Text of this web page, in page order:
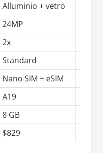
Alluminio + vetro
24MP
2x
Standard
Nano SIM + eSIM
A19
8 GB
$829